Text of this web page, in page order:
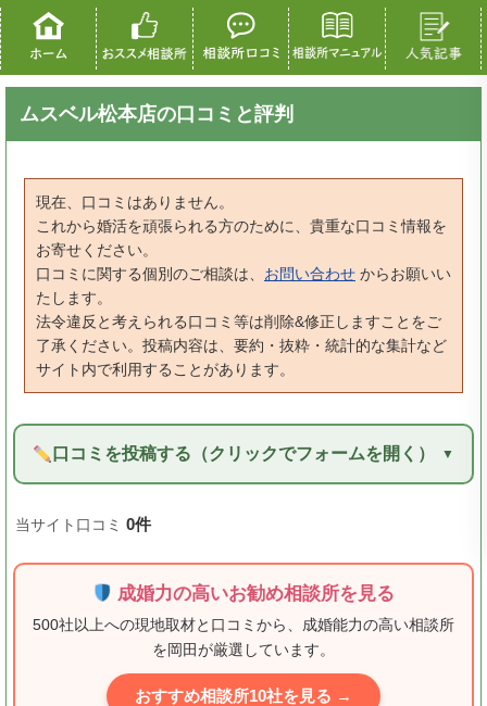
ムスベル松本店の口コミと評判
現在、口コミはありません。
これから婚活を頑張られる方のために、貴重な口コミ情報を
お寄せください。
口コミに関する個別のご相談は、 お問い合わせ からお願いい
たします。
法令違反と考えられる口コミ等は削除&修正しますことをご
了承ください。投稿内容は、要約・抜粋・統計的な集計など
サイト内で利用することがあります。
口コミを投稿する（クリックでフォームを開く）
当サイト口コミ 0件
成婚力の高いお勧め相談所を見る
500社以上への現地取材と口コミから、成婚能力の高い相談所
を岡田が厳選しています。
おすすめ相談所10社を見る →